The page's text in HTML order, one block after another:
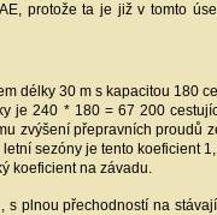
protože ta je již v tomto
délky 30 m s kapacitou 180
je 240 * 180 = 67 200
zvýšení přepravních proudů
sezóny je tento koeficient
koeficient na závadu.
s plnou přechodností na